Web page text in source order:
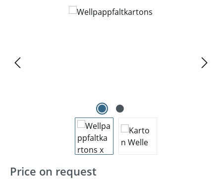
Skip image gallery
Price on request